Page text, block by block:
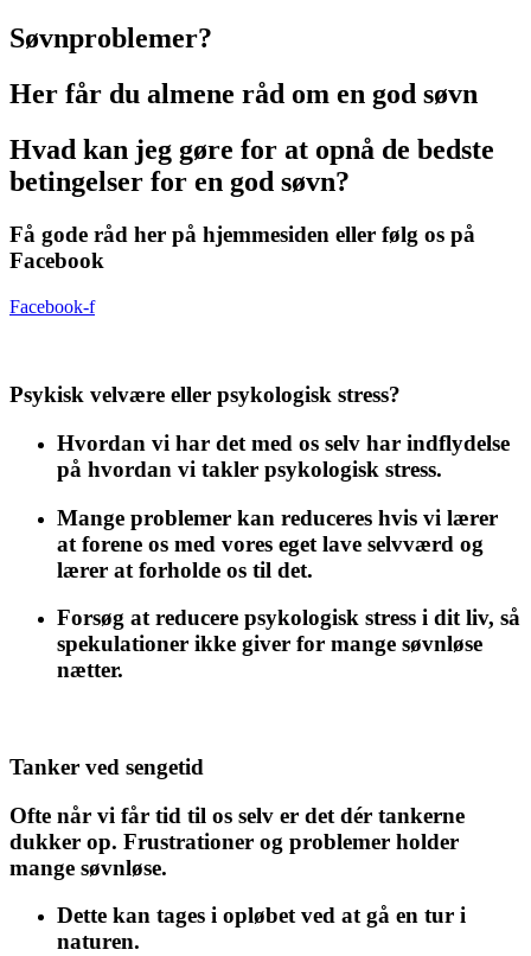
Søvnproblemer?
Her får du almene råd om en god søvn
Hvad kan jeg gøre for at opnå de bedste
betingelser for en god søvn?
Få gode råd her på hjemmesiden eller følg os på
Facebook
Facebook-f
Psykisk velvære eller psykologisk stress?
Hvordan vi har det med os selv har indflydelse
på hvordan vi takler psykologisk stress.
Mange problemer kan reduceres hvis vi lærer
at forene os med vores eget lave selvværd og
lærer at forholde os til det.
Forsøg at reducere psykologisk stress i dit liv, så
spekulationer ikke giver for mange søvnløse
nætter.
Tanker ved sengetid
Ofte når vi får tid til os selv er det dér tankerne
dukker op. Frustrationer og problemer holder
mange søvnløse.
Dette kan tages i opløbet ved at gå en tur i
naturen.